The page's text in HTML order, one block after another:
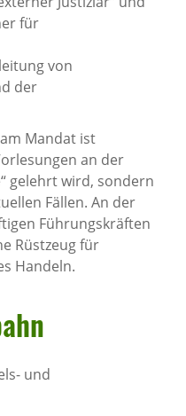
für
von
der
Mandat ist
an der
gelehrt wird, sondern
Fällen. An der
Führungskräften
Rüstzeug für
Handeln.
und